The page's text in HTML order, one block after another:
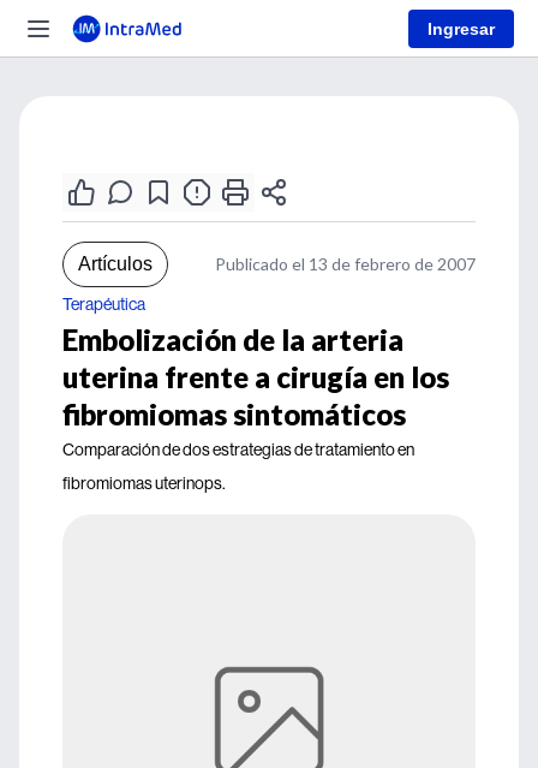
Ingresar
Artículos Publicado el 13 de febrero de 2007
Terapéutica
Embolización de la arteria
uterina frente a cirugía en los
fibromiomas sintomáticos
Comparación de dos estrategias de tratamiento en
fibromiomas uterinops.